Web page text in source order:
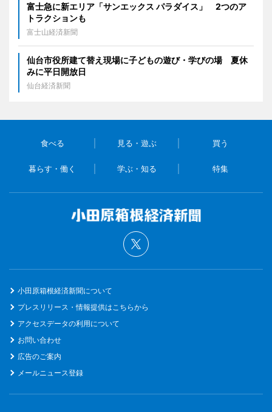
富士急に新エリア「サンエックス パラダイス」 2つのア
トラクションも
富士山経済新聞
仙台市役所建て替え現場に子どもの遊び・学びの場 夏休
みに平日開放日
仙台経済新聞
食べる 見る・遊ぶ 買う
暮らす・働く 学ぶ・知る 特集
小田原箱根経済新聞について
プレスリリース・情報提供はこちらから
アクセスデータの利用について
お問い合わせ
広告のご案内
メールニュース登録